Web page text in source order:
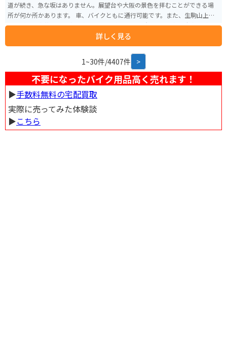
道が続き、急な坂はありません。展望台や大阪の景色を拝むことができる場
所が何か所かあります。 車、バイクともに通行可能です。また、生駒山上遊
園地があり家族連れの方も楽しむことができる場所です。途中、駐車場が数
か所あります。夕方は混んでおり、駐車場は満車のこともよくあります。3月
～10月は24時まで、11から2月は23時までの営業となります。
詳しく見る
1~30件/4407件 >
不要になったバイク用品高く売れます！
▶︎手数料無料の宅配買取
実際に売ってみた体験談
▶︎こちら